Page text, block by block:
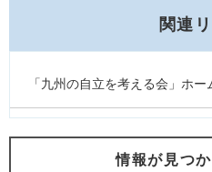
関連
「九州の自立を考える会」ホー
情報が見つ